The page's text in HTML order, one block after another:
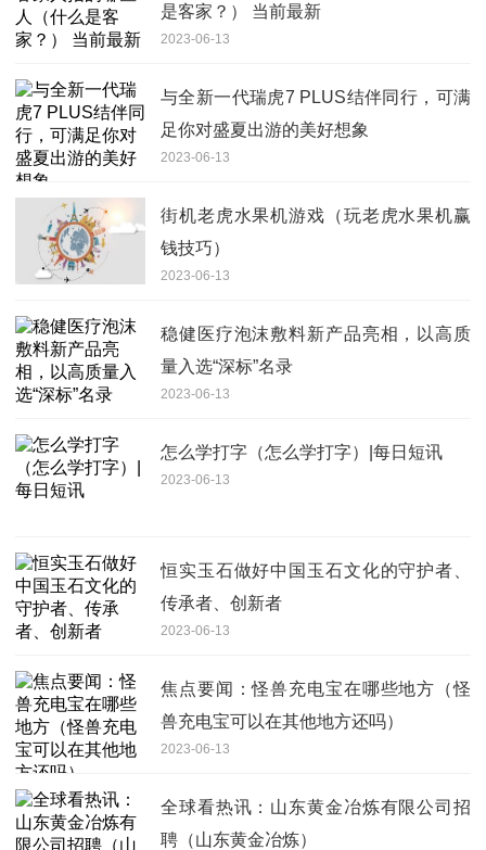
是客家？） 当前最新
2023-06-13
与全新一代瑞虎7 PLUS结伴同行，可满
足你对盛夏出游的美好想象
2023-06-13
街机老虎水果机游戏（玩老虎水果机赢
钱技巧）
2023-06-13
稳健医疗泡沫敷料新产品亮相，以高质
量入选“深标”名录
2023-06-13
怎么学打字（怎么学打字）|每日短讯
2023-06-13
恒实玉石做好中国玉石文化的守护者、
传承者、创新者
2023-06-13
焦点要闻：怪兽充电宝在哪些地方（怪
兽充电宝可以在其他地方还吗）
2023-06-13
全球看热讯：山东黄金冶炼有限公司招
聘（山东黄金冶炼）